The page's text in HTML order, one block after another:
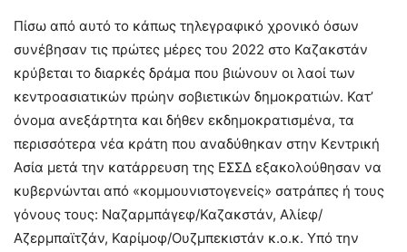
Πίσω από αυτό το κάπως τηλεγραφικό χρονικό όσων
συνέβησαν τις πρώτες μέρες του 2022 στο Καζακστάν
κρύβεται το διαρκές δράμα που βιώνουν οι λαοί των
κεντροασιατικών πρώην σοβιετικών δημοκρατιών. Κατ’
όνομα ανεξάρτητα και δήθεν εκδημοκρατισμένα, τα
περισσότερα νέα κράτη που αναδύθηκαν στην Κεντρική
Ασία μετά την κατάρρευση της ΕΣΣΔ εξακολούθησαν να
κυβερνώνται από «κομμουνιστογενείς» σατράπες ή τους
γόνους τους: Ναζαρμπάγεφ/Καζακστάν, Αλίεφ/
Αζερμπαϊτζάν, Καρίμοφ/Ουζμπεκιστάν κ.ο.κ. Υπό την